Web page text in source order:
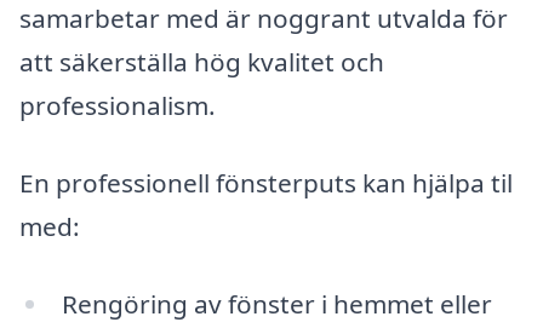
samarbetar med är noggrant utvalda för
att säkerställa hög kvalitet och
professionalism.
En professionell fönsterputs kan hjälpa til
med:
Rengöring av fönster i hemmet eller